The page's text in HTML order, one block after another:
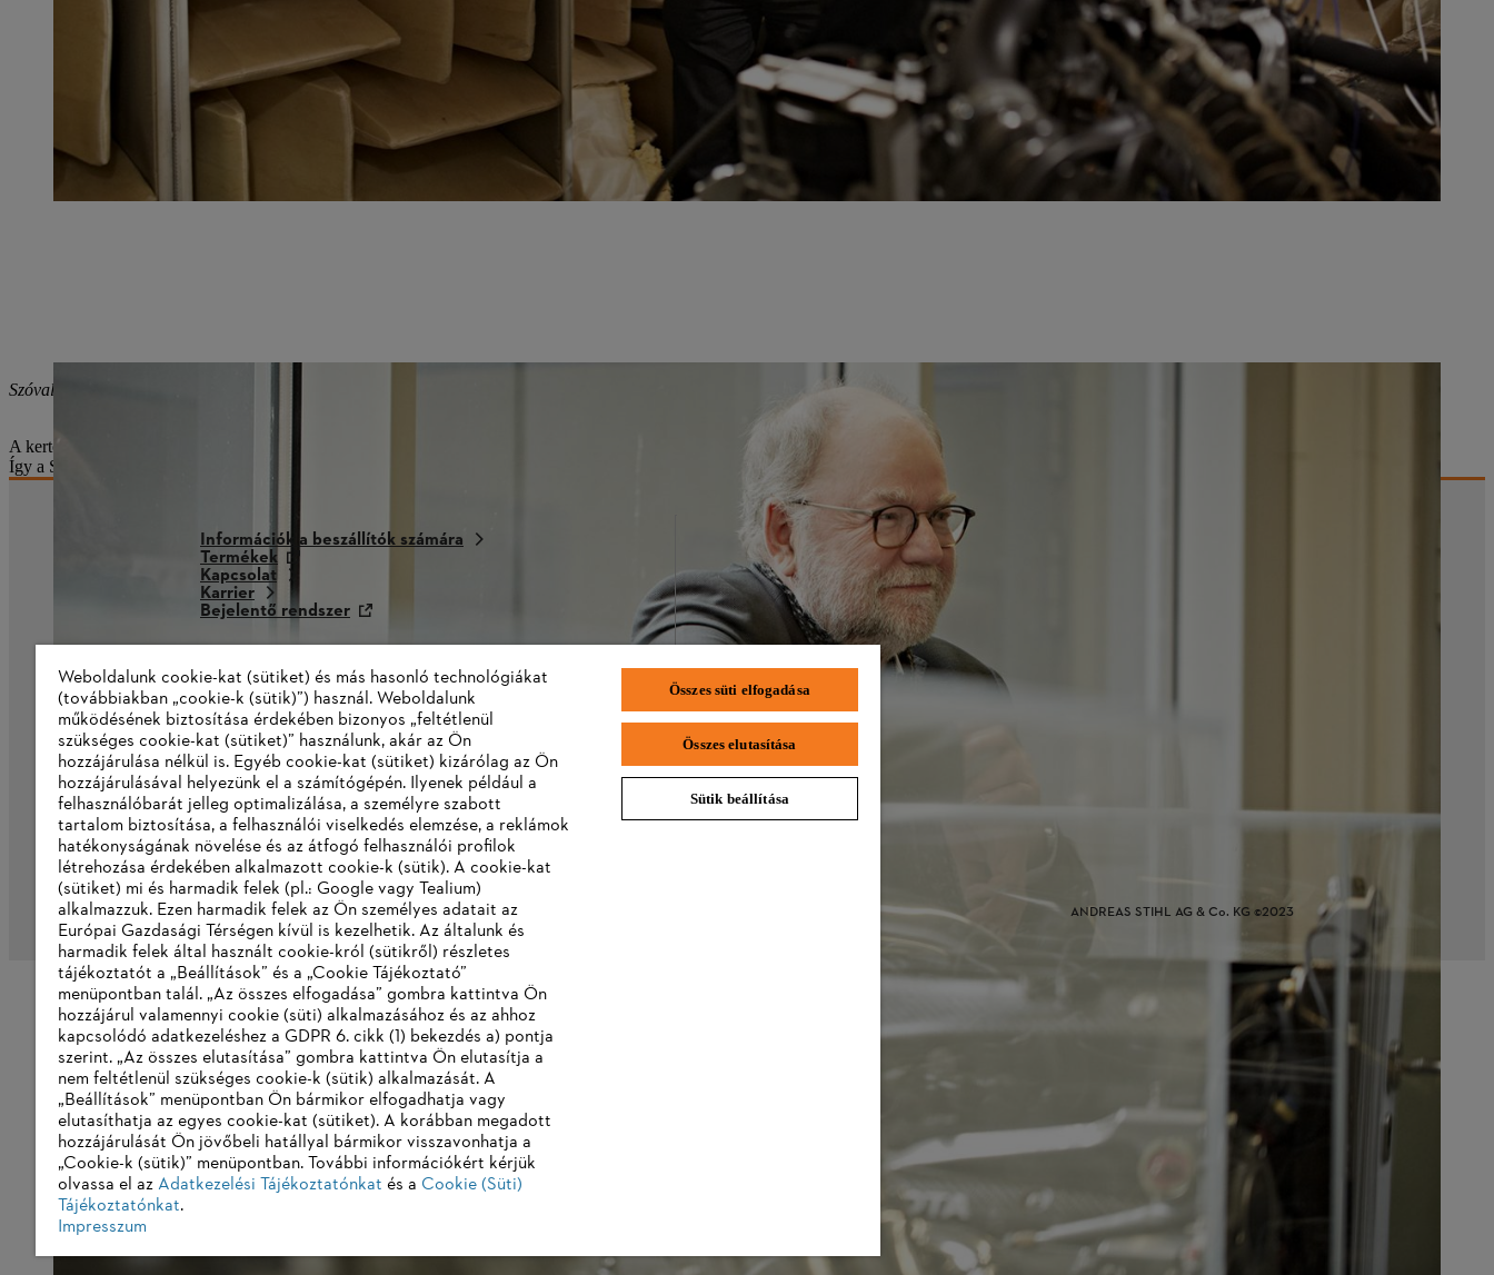
Szóval valószínűleg Önnek is vannak STIHL elektromos szerszámai otthon?
A kertemben nincsenek olyan fák, amelyek miatt érdemes lenne láncfűrészt birtokolni. És az elektromos fűnyíró, amit magamnak vettem, sajnos a konkurenciától származik.
Így a STIHL szerszámokat kénytelen vagyok kihagyni.
Információk a beszállítók számára
Termékek
Kapcsolat
Karrier
Bejelentő rendszer
ImpresszumAdatvédelmi szabályzatCookie információk ANDREAS STIHL AG & Co. KG ©2023
Weboldalunk cookie-kat (sütiket) és más hasonló technológiákat
(továbbiakban „cookie-k (sütik)”) használ. Weboldalunk
működésének biztosítása érdekében bizonyos „feltétlenül
szükséges cookie-kat (sütiket)” használunk, akár az Ön
hozzájárulása nélkül is. Egyéb cookie-kat (sütiket) kizárólag az Ön
hozzájárulásával helyezünk el a számítógépén. Ilyenek például a
felhasználóbarát jelleg optimalizálása, a személyre szabott
tartalom biztosítása, a felhasználói viselkedés elemzése, a reklámok
hatékonyságának növelése és az átfogó felhasználói profilok
létrehozása érdekében alkalmazott cookie-k (sütik). A cookie-kat
(sütiket) mi és harmadik felek (pl.: Google vagy Tealium)
alkalmazzuk. Ezen harmadik felek az Ön személyes adatait az
Európai Gazdasági Térségen kívül is kezelhetik. Az általunk és
harmadik felek által használt cookie-król (sütikről) részletes
tájékoztatót a „Beállítások” és a „Cookie Tájékoztató”
menüpontban talál. „Az összes elfogadása” gombra kattintva Ön
hozzájárul valamennyi cookie (süti) alkalmazásához és az ahhoz
kapcsolódó adatkezeléshez a GDPR 6. cikk (1) bekezdés a) pontja
szerint. „Az összes elutasítása” gombra kattintva Ön elutasítja a
nem feltétlenül szükséges cookie-k (sütik) alkalmazását. A
„Beállítások” menüpontban Ön bármikor elfogadhatja vagy
elutasíthatja az egyes cookie-kat (sütiket). A korábban megadott
hozzájárulását Ön jövőbeli hatállyal bármikor visszavonhatja a
„Cookie-k (sütik)” menüpontban. További információkért kérjük
olvassa el azAdatkezelési Tájékoztatónkat és a Cookie (Süti)
Tájékoztatónkat.
Impresszum
Összes süti elfogadása
Összes elutasítása
Sütik beállítása